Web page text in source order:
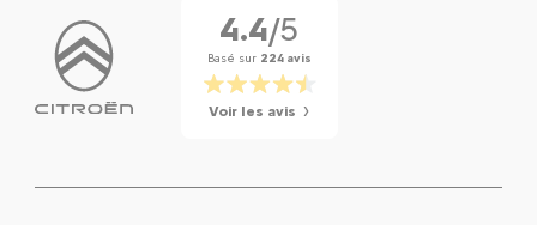
4.4/5
Basé sur 224 avis
Voir les avis